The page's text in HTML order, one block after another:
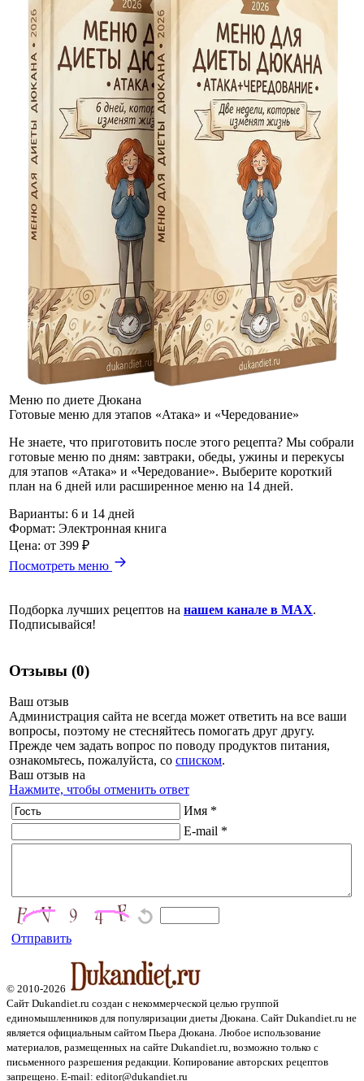
Меню по диете Дюкана
Готовые меню для этапов «Атака» и «Чередование»
Не знаете, что приготовить после этого рецепта? Мы собрали
готовые меню по дням: завтраки, обеды, ужины и перекусы
для этапов «Атака» и «Чередование». Выберите короткий
план на 6 дней или расширенное меню на 14 дней.
Варианты: 6 и 14 дней
Формат: Электронная книга
Цена: от 399 ₽
Посмотреть меню
Подборка лучших рецептов на нашем канале в MAX.
Подписывайся!
Отзывы (0)
Ваш отзыв
Администрация сайта не всегда может ответить на все ваши
вопросы, поэтому не стесняйтесь помогать друг другу.
Прежде чем задать вопрос по поводу продуктов питания,
ознакомьтесь, пожалуйста, со списком.
Ваш отзыв на
Нажмите, чтобы отменить ответ
Имя *
E-mail *
Отправить
© 2010-2026
Сайт Dukandiet.ru создан с некоммерческой целью группой
единомышленников для популяризации диеты Дюкана. Сайт Dukandiet.ru не
является официальным сайтом Пьера Дюкана. Любое использование
материалов, размещенных на сайте Dukandiet.ru, возможно только с
письменного разрешения редакции. Копирование авторских рецептов
запрещено. E-mail: editor@dukandiet.ru